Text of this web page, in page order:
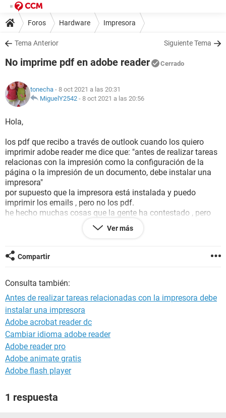
Foros Hardware Impresora
Tema Anterior Siguiente Tema
No imprime pdf en adobe reader Cerrado
tonecha - 8 oct 2021 a las 20:31
MiguelY2542 - 8 oct 2021 a las 20:56
Hola,
los pdf que recibo a través de outlook cuando los quiero
imprimir adobe reader me dice que: "antes de realizar tareas
relacionas con la impresión como la configuración de la
página o la impresión de un documento, debe instalar una
impresora"
por supuesto que la impresora está instalada y puedo
imprimir los emails , pero no los pdf.
he hecho muchas cosas que la gente ha contestado , pero
incluso me he descargado algo llamado recovery toolbox,
gracias por vuestra respuesta
Ver más
Compartir
Consulta también:
Antes de realizar tareas relacionadas con la impresora debe
instalar una impresora
Adobe acrobat reader dc
Cambiar idioma adobe reader
Adobe reader pro
Adobe animate gratis
Adobe flash player
1 respuesta